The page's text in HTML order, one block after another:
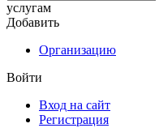
услугам
Добавить
Организацию
Войти
Вход на сайт
Регистрация